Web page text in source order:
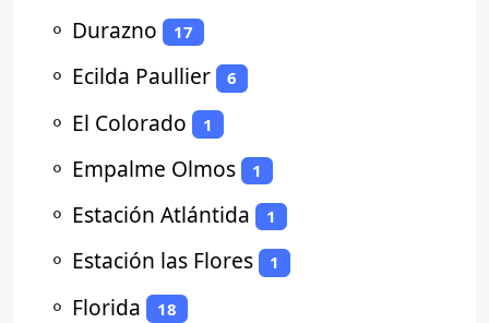
⚬ Durazno 17
⚬ Ecilda Paullier 6
⚬ El Colorado 1
⚬ Empalme Olmos 1
⚬ Estación Atlántida 1
⚬ Estación las Flores 1
⚬ Florida 18